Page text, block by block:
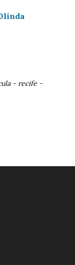
- recife -